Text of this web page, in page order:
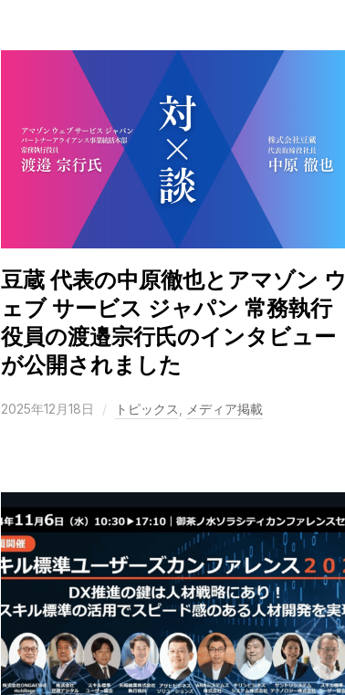
豆蔵 代表の中原徹也とアマゾン ウ
ェブ サービス ジャパン 常務執行
役員の渡邉宗行氏のインタビュー
が公開されました
2025年12月18日 トピックス メディア掲載